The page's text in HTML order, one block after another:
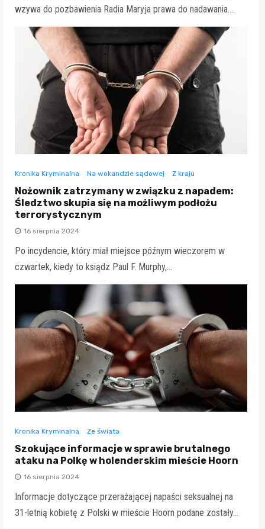
wzywa do pozbawienia Radia Maryja prawa do nadawania.…
Kronika Kryminalna Na wokandzie sądowej Z kraju
Nożownik zatrzymany w związku z napadem:
Śledztwo skupia się na możliwym podłożu
terrorystycznym
16 sierpnia 2024
Po incydencie, który miał miejsce późnym wieczorem w
czwartek, kiedy to ksiądz Paul F. Murphy,…
Kronika Kryminalna Ze świata
Szokujące informacje w sprawie brutalnego
ataku na Polkę w holenderskim mieście Hoorn
16 sierpnia 2024
Informacje dotyczące przerażającej napaści seksualnej na
31-letnią kobietę z Polski w mieście Hoorn podane zostały…